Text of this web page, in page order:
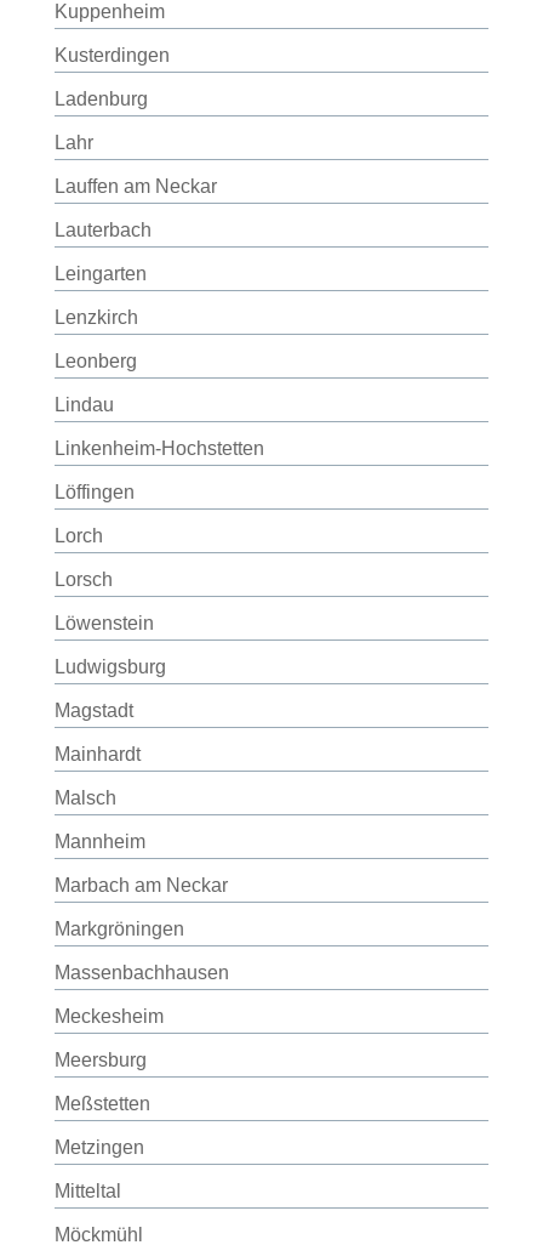
Kuppenheim
Kusterdingen
Ladenburg
Lahr
Lauffen am Neckar
Lauterbach
Leingarten
Lenzkirch
Leonberg
Lindau
Linkenheim-Hochstetten
Löffingen
Lorch
Lorsch
Löwenstein
Ludwigsburg
Magstadt
Mainhardt
Malsch
Mannheim
Marbach am Neckar
Markgröningen
Massenbachhausen
Meckesheim
Meersburg
Meßstetten
Metzingen
Mitteltal
Möckmühl